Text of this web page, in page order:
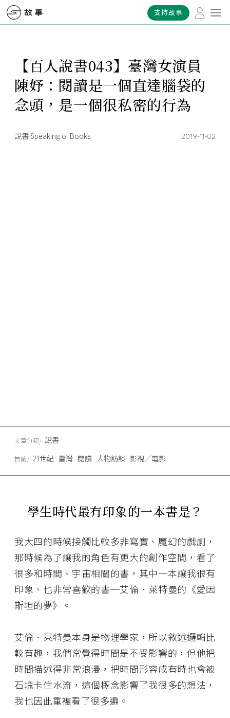
支持故事
【百人說書043】臺灣女演員
陳妤：閱讀是一個直達腦袋的
念頭，是一個很私密的行為
說書 Speaking of Books 2019-11-02
學生時代最有印象的一本書是？
我大四的時候接觸比較多非寫實、魔幻的戲劇，
那時候為了讓我的角色有更大的創作空間，看了
很多和時間、宇宙相關的書，其中一本讓我很有
印象、也非常喜歡的書─艾倫．萊特曼的《愛因
斯坦的夢》。
艾倫．萊特曼本身是物理學家，所以敘述邏輯比
較有趣，我們常覺得時間是不受影響的，但他把
時間描述得非常浪漫，把時間形容成有時也會被
石塊卡住水流，這個概念影響了我很多的想法，
我也因此重複看了很多遍。
文章分類 說書
標籤 21世紀 臺灣 閱讀 人物訪談 影視／電影